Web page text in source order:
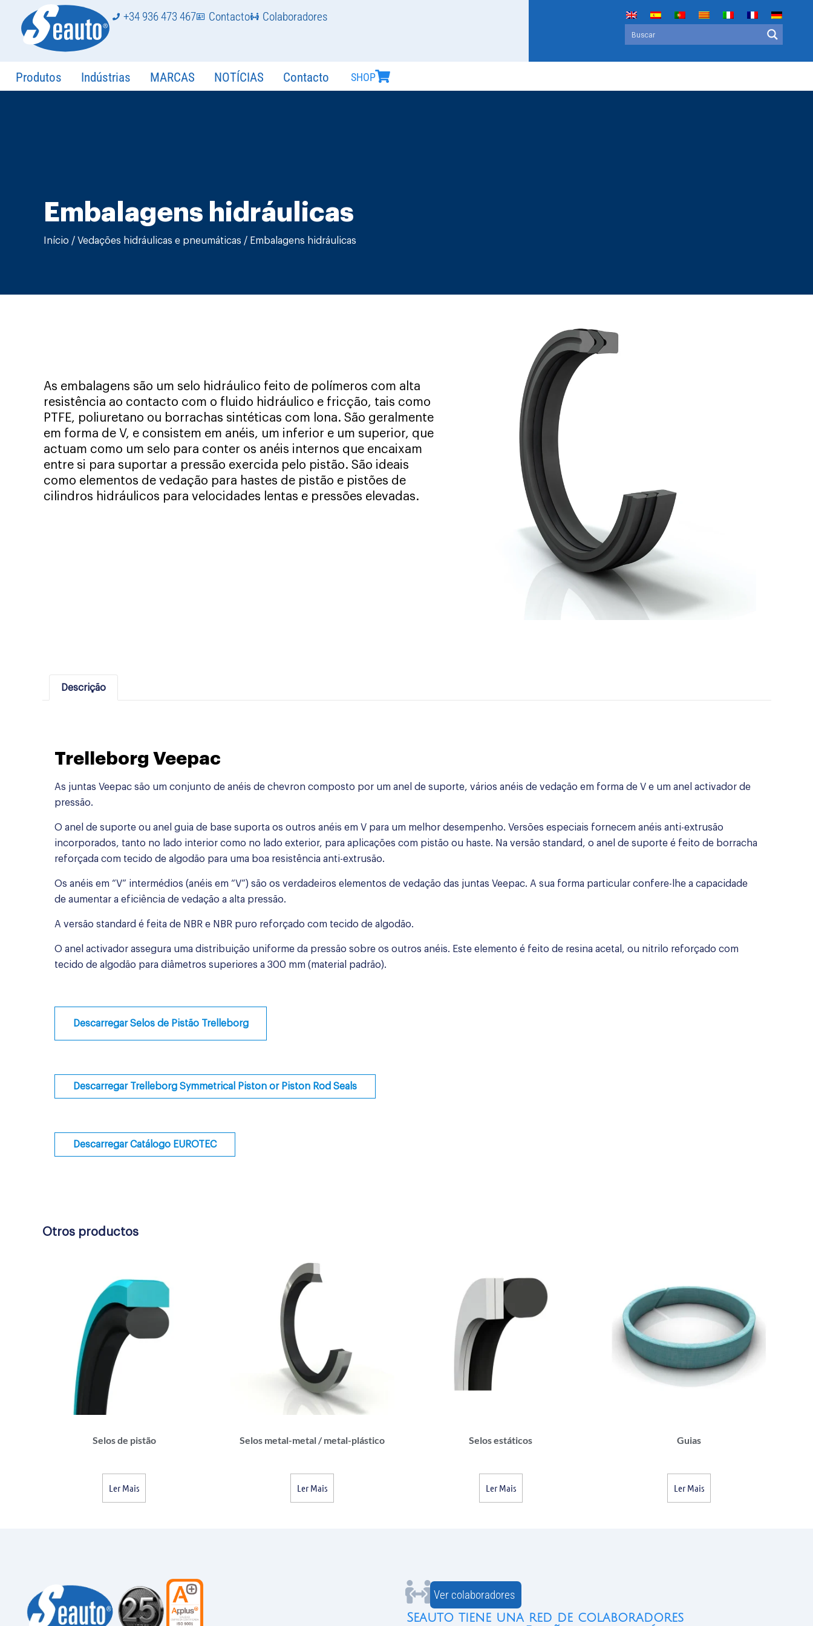
+34 936 473 467 Contacto Colaboradores
Produtos Indústrias MARCAS NOTÍCIAS Contacto SHOP
Embalagens hidráulicas
Início / Vedações hidráulicas e pneumáticas / Embalagens hidráulicas
As embalagens são um selo hidráulico feito de polímeros com alta
resistência ao contacto com o fluido hidráulico e fricção, tais como
PTFE, poliuretano ou borrachas sintéticas com lona. São geralmente
em forma de V, e consistem em anéis, um inferior e um superior, que
actuam como um selo para conter os anéis internos que encaixam
entre si para suportar a pressão exercida pelo pistão. São ideais
como elementos de vedação para hastes de pistão e pistões de
cilindros hidráulicos para velocidades lentas e pressões elevadas.
Descrição
Trelleborg Veepac
As juntas Veepac são um conjunto de anéis de chevron composto por um anel de suporte, vários anéis de vedação em forma de V e um anel activador de
pressão.
O anel de suporte ou anel guia de base suporta os outros anéis em V para um melhor desempenho. Versões especiais fornecem anéis anti-extrusão
incorporados, tanto no lado interior como no lado exterior, para aplicações com pistão ou haste. Na versão standard, o anel de suporte é feito de borracha
reforçada com tecido de algodão para uma boa resistência anti-extrusão.
Os anéis em “V” intermédios (anéis em “V”) são os verdadeiros elementos de vedação das juntas Veepac. A sua forma particular confere-lhe a capacidade
de aumentar a eficiência de vedação a alta pressão.
A versão standard é feita de NBR e NBR puro reforçado com tecido de algodão.
O anel activador assegura uma distribuição uniforme da pressão sobre os outros anéis. Este elemento é feito de resina acetal, ou nitrilo reforçado com
tecido de algodão para diâmetros superiores a 300 mm (material padrão).
Descarregar Selos de Pistão Trelleborg
Descarregar Trelleborg Symmetrical Piston or Piston Rod Seals
Descarregar Catálogo EUROTEC
Otros productos
Selos de pistão
Ler Mais
Selos metal-metal / metal-plástico
Ler Mais
Selos estáticos
Ler Mais
Guias
Ler Mais
Ver colaboradores
Seauto tiene una red de colaboradores